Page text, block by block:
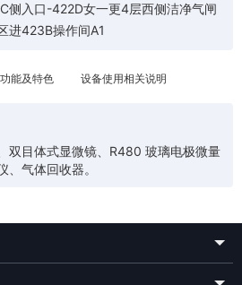
侧入口-422D女一更4层西侧洁净气闸
进423B操作间A1
能及特色 设备使用相关说明
双目体式显微镜、R480 玻璃电极微量
气体回收器。